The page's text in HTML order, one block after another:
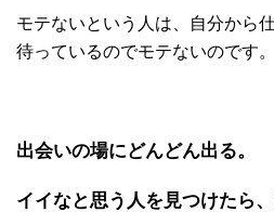
モテないという人は、自分から
待っているのでモテないのです。
出会いの場にどんどん出る。
イイなと思う人を見つけたら